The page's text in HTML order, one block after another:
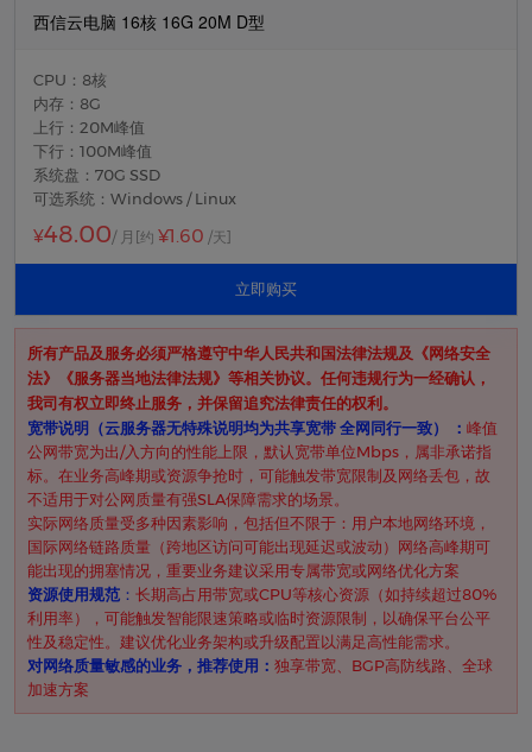
西信云电脑 16核 16G 20M D型
CPU：8核
内存：8G
上行：20M峰值
下行：100M峰值
系统盘：70G SSD
可选系统：Windows / Linux
¥48.00/ 月 [约 ¥1.60 /天]
立即购买
所有产品及服务必须严格遵守中华人民共和国法律法规及《网络安全
法》《服务器当地法律法规》等相关协议。任何违规行为一经确认，
我司有权立即终止服务，并保留追究法律责任的权利。
​宽带说明（云服务器无特殊说明均为共享宽带 全网同行一致） ​： 峰值
公网带宽为出/入方向的性能上限，默认宽带单位Mbps，属非承诺指
标。在业务高峰期或资源争抢时，可能触发带宽限制及网络丢包，故
不适用于对公网质量有强SLA保障需求的场景。
实际网络质量受多种因素影响，包括但不限于：用户本地网络环境，
国际网络链路质量（跨地区访问可能出现延迟或波动）网络高峰期可
能出现的拥塞情况，重要业务建议采用专属带宽或网络优化方案
资源使用规范 ​： 长期高占用带宽或CPU等核心资源（如持续超过80%
利用率），可能触发智能限速策略或临时资源限制，以确保平台公平
性及稳定性。建议优化业务架构或升级配置以满足高性能需求。
对网络质量敏感的业务，推荐使用： 独享带宽、BGP高防线路、全球
加速方案